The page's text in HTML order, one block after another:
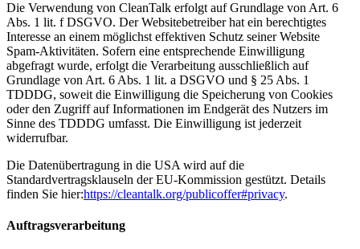
Die Verwendung von CleanTalk erfolgt auf Grundlage von Art. 6
Abs. 1 lit. f DSGVO. Der Websitebetreiber hat ein berechtigtes
Interesse an einem möglichst effektiven Schutz seiner Website
Spam-Aktivitäten. Sofern eine entsprechende Einwilligung
abgefragt wurde, erfolgt die Verarbeitung ausschließlich auf
Grundlage von Art. 6 Abs. 1 lit. a DSGVO und § 25 Abs. 1
TDDDG, soweit die Einwilligung die Speicherung von Cookies
oder den Zugriff auf Informationen im Endgerät des Nutzers im
Sinne des TDDDG umfasst. Die Einwilligung ist jederzeit
widerrufbar.
Die Datenübertragung in die USA wird auf die
Standardvertragsklauseln der EU-Kommission gestützt. Details
finden Sie hier:https://cleantalk.org/publicoffer#privacy.
Auftragsverarbeitung